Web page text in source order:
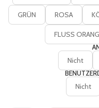
GRÜN ROSA
FLUSS
Nicht
Nicht